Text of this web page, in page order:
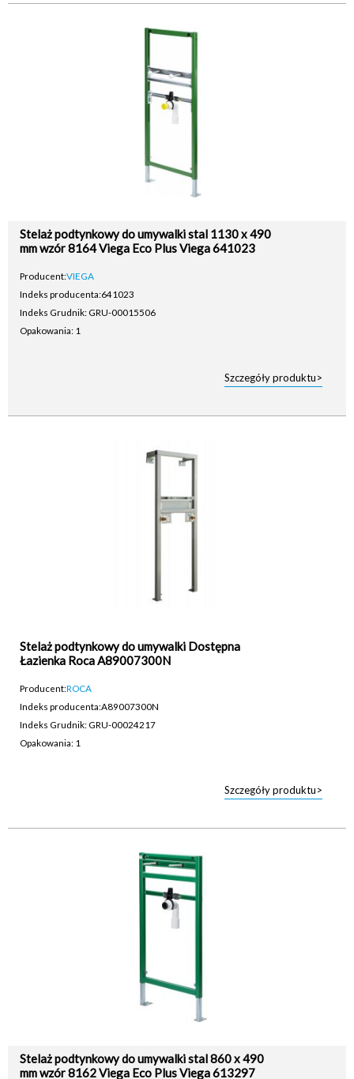
Stelaż podtynkowy do umywalki stal 1130 x 490
mm wzór 8164 Viega Eco Plus Viega 641023
Producent:VIEGA
Indeks producenta:641023
Indeks Grudnik: GRU-00015506
Opakowania: 1
Szczegóły produktu>
Stelaż podtynkowy do umywalki Dostępna
Łazienka Roca A89007300N
Producent:ROCA
Indeks producenta:A89007300N
Indeks Grudnik: GRU-00024217
Opakowania: 1
Szczegóły produktu>
Stelaż podtynkowy do umywalki stal 860 x 490
mm wzór 8162 Viega Eco Plus Viega 613297